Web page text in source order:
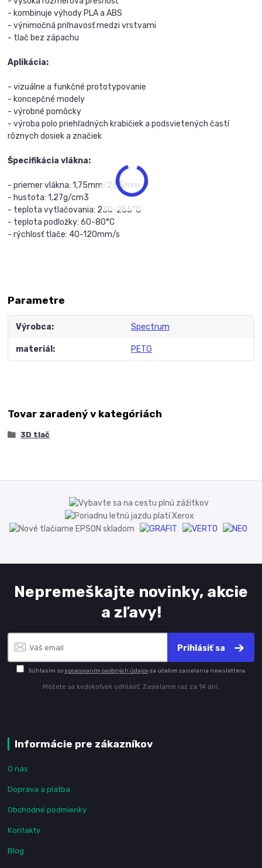
- kombinuje výhody PLA a ABS
- výnimočná priľnavosť medzi vrstvami
- tlač bez zápachu
Aplikácia:
- vizuálne a funkčné prototypovanie
- koncepčné modely
- výrobné pomôcky
- výroba polo priehľadných krabičiek a podsvietených častí
rôznych dosiek a značiek
Špecifikácia vlákna:
- priemer vlákna: 1,75mm/2,85mm
- hustota: 1,27g/cm3
- teplota vytlačovania: 230-255°C
- teplota podložky: 60-80°C
- rýchlosť tlače: 40-120mm/s
Parametre
Výrobca Spectrum
materiál PETG
Tovar zaradený v kategóriách
3D tlač
Nepremeškajte novinky, akcie
a zľavy!
Prihlásiť sa
Súhlasím so spracovaním osobných údajovza účelom zasielania newslettera.
Môžete sa kedykoľvek odhlásiť. Zasielame raz za 14 dní.
Informácie pre zákazníkov
O nás
Doprava a platba
Obchodné podmienky
Kontakty
Blog